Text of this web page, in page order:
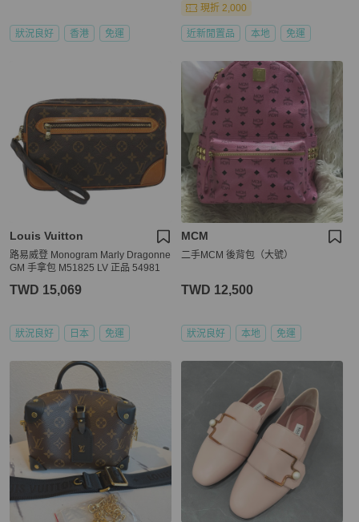
狀況良好 香港 免運
現折 2,000
近新閒置品 本地 免運
Louis Vuitton
路易威登 Monogram Marly Dragonne
GM 手拿包 M51825 LV 正品 54981
TWD 15,069
狀況良好 日本 免運
MCM
二手MCM 後背包（大號）
TWD 12,500
狀況良好 本地 免運